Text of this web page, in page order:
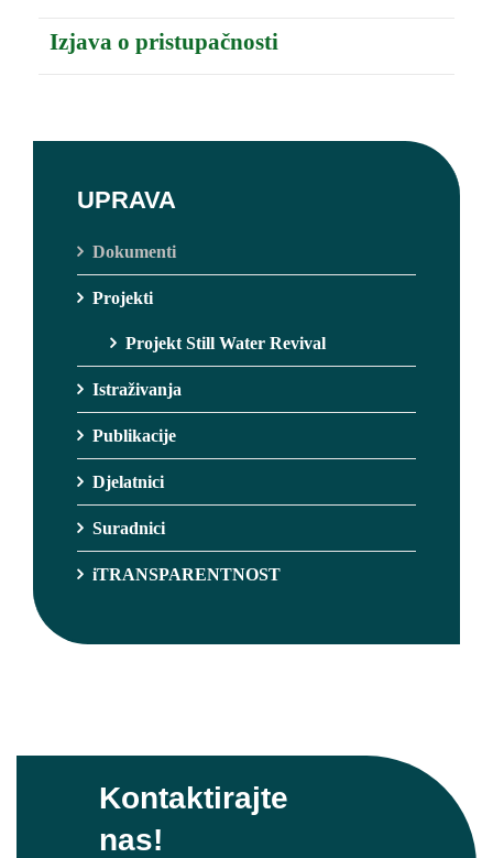
Izjava o pristupačnosti
UPRAVA
Dokumenti
Projekti
Projekt Still Water Revival
Istraživanja
Publikacije
Djelatnici
Suradnici
iTRANSPARENTNOST
Kontaktirajte
nas!